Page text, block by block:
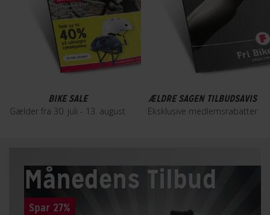
BIKE SALE
Gælder fra 30. juli - 13. august
ÆLDRE SAGEN TILBUDSAVIS
Eksklusive medlemsrabatter
Månedens Tilbud
Spar 27%